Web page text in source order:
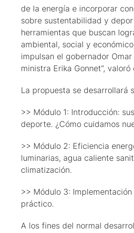
de la energía e incorporar
sobre sustentabilidad y
herramientas que buscan
ambiental, social y
impulsan el gobernador
ministra Erika Gonnet”,
La propuesta se desarrollará
>> Módulo 1: Introducción:
deporte. ¿Cómo cuidamos
>> Módulo 2: Eficiencia
luminarias, agua caliente
climatización.
>> Módulo 3:
práctico.
A los fines del normal